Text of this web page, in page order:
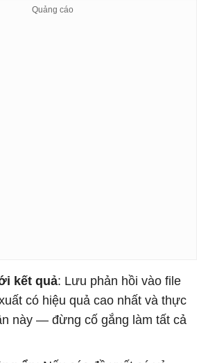
kết quả: Lưu phản hồi vào file
có hiệu quả cao nhất và thực
này — đừng cố gắng làm tất cả